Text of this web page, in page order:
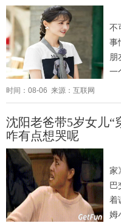
不
事
朋
一
时间：08-06 来源：互联网
沈阳老爸带5岁女儿“
咋有点想哭呢
家
巴
着
姆